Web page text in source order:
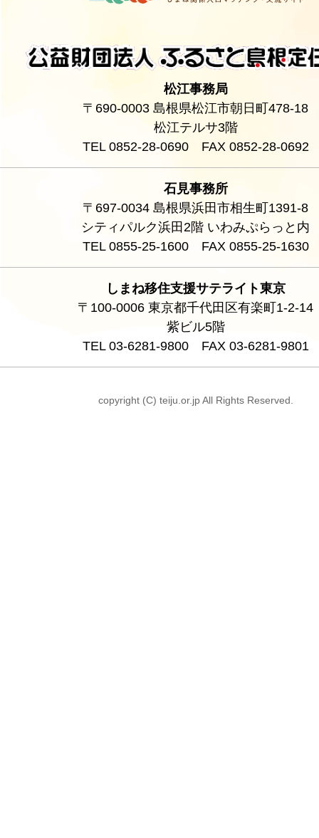
松江事務局
〒690-0003 島根県松江市朝日町478-18
松江テルサ3階
TEL 0852-28-0690 FAX 0852-28-0692
石見事務所
〒697-0034 島根県浜田市相生町1391-8
シティパルク浜田2階 いわみぷらっと内
TEL 0855-25-1600 FAX 0855-25-1630
しまね移住支援サテライト東京
〒100-0006 東京都千代田区有楽町1-2-14
紫ビル5階
TEL 03-6281-9800 FAX 03-6281-9801
copyright (C) teiju.or.jp All Rights Reserved.